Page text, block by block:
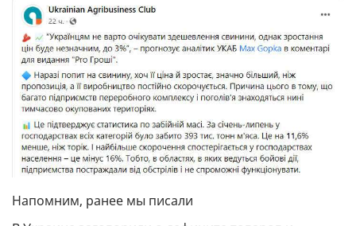
Напомним, ранее мы писали